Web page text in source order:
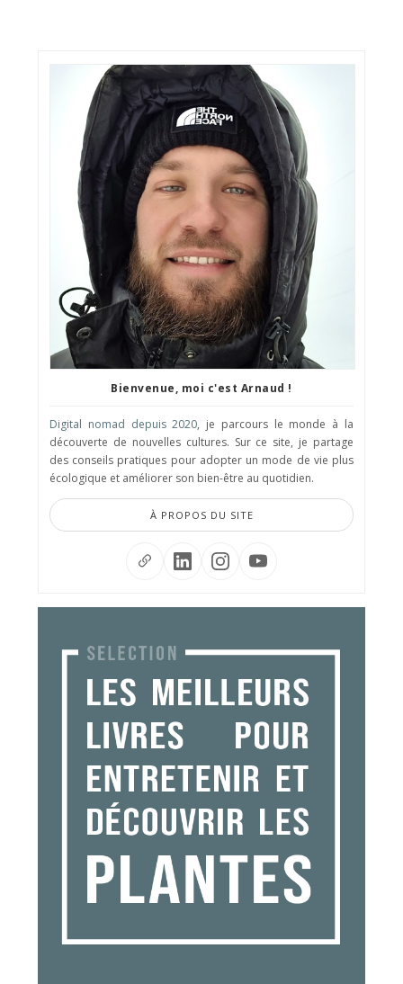
Bienvenue, moi c'est Arnaud !
Digital nomad depuis 2020, je parcours le monde à la
découverte de nouvelles cultures. Sur ce site, je partage
des conseils pratiques pour adopter un mode de vie plus
écologique et améliorer son bien-être au quotidien.
À PROPOS DU SITE